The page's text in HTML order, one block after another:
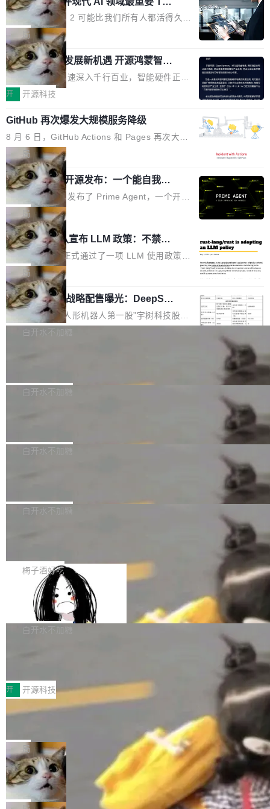
巧机身有效提升市面主流标准A...
的同时,服务商的竞争逻辑正在改变。2026年Top
Agency年度合辑的观察指出,“产品”这个离消费
者最近的载体,在整个品牌营销层面的权重显著变
高了。全域营销服务商的竞争正在从规模转向深
度,案例厚度、全域覆盖、多线协同...
话，他是说出了一个圈内人尽皆知但很少公开捅
破的事实。 Jordan 随后补充了一句软化声明：
「我不认为这些会议上大部分论文都在过度宣传
或造假。问题是，作为读者，如果你筛选出那些
看起来最令人兴奋的论文，那它们大部分都是过
度宣传的。」 这才是真正的痛点。不是所有论文
都有问题，是最吸引眼球的那批论文最有问题。
他引用的帖子来自 Mathew Shen，一位 ICLR 2
026 的读者：「看了篇 ...
3 开源项目
Flash Attention 2 可能比我们所有人都活得久。
这句话不是来自某个技术博客，而是出自 Hieu
Pham 的一条推文。Hieu Pham 是谁？他是 xAI
的早期工程师之一，在 Grok 训练基础设施团队
工作过。近日他在 X 上发了一条帖子，列出了他
认为现代 AI 领域最重要的三个开源项目。 第一
理由很具体。FA 系列不需要解释，但 FA2 是他
认为最重要的一个——复杂度恰到好处，刚好能
驱动你去学 CuTe，但还没被那些"邪恶的" Hopp
er++ 优化所淹没，足够容易修改和适配。 更关
键的是 FA2 的持久性...
局
共商智能硬件发展新机遇 开源鸿蒙智能
硬件开发者日杭州站即将举行
随着万物智联加速深入千行百业，智能硬件正从
单点设备迈向智能化、网联化、协同化发展。作
鸿蒙通过统一技术底座和分布式能力，为不同类
型智能设备的开发、连接与互联提供关键支撑，
也为产业链企业探索产品创新与商业增长打开新
的空间。 8月14日，开源鸿蒙智能硬件开发者日
（OHDD：OpenHarmony Hardware Develope
r Day）将在杭州启航。活动面向智能硬件产业
链企业和开发者，邀请行业专家与资深技术顾
问，围绕开源鸿蒙技术能力、设备适配、芯片适
配、功耗与稳定性调优、兼容性测评及统一互联
等内容展开系统讲解和实战交流，帮助企业进一
步了解开源鸿蒙在智能...
开 开源科技
GitHub 再次爆发大规模服务降级
8 月 6 日，GitHub Actions 和 Pages 再次大规
模服务降级，Actions 完全不可用超过 5 小时，
webhook 停发，连自托管 runner 也因调度层故
障无法工作。Pages、Copilot code review、C
opilot coding agent 全部受影响。从检测到完全
恢复，大约 12 小时。 这是 2026 年 8 月的第六
起事故，其中四起与 AI/Copilot 服务相关。 Git
Hub 员工 kdaigle 在 HN 讨论中贴出了一组数
据：2025 年全年 10 亿次 commit。现在，每周
2.75 亿次，全年预计 140 亿次。GitHub...
局
Prime Agent 开源发布：一个能自我改
进的编程 Agent，ARC-AGI 3 超越人类
专家基线
Prime Intellect 发布了 Prime Agent，一个开源
的编程 Agent Harness，核心设计围绕两个抽
象：Recursive Language Model（RLM）和 C
ontinual Harness。在 ARC-AGI 3 基准测试
上，Prime Agent + Opus 5 的组合达到了 95.
5% RHAE Best@1，超过了 ARC 报告的人类专
家基线 95.4%。 不是又一个 coding agent 包装
器 Prime Agent 的架构和市面上大多数 coding
agent 有本质区别。大多数 agent harness 的设
计是基于早期模型的能力—...
局
Rust 项目团队宣布 LLM 政策：不禁
止，但你要承认哪些代码不是你写的
Rust 语言项目正式通过了一项 LLM 使用政策，
覆盖 rust-lang/rust 单一仓库的代码贡献。这不
是项目级别的官方立场，目前由五个团队采纳，
但它可能是主流开源项目中关于 AI 辅助贡献最
细致的一份规则。 政策的核心只有一句话：LLM
可以用来分析、提炼、审阅、建议，但不能用来
不得生成涉及安全性的关键变更，除非作者本身
局
宇树科技 IPO 战略配售曝光：DeepSe
ek 获配 93.3 万股，锁定 36 个月
8月6日晚间，“人形机器人第一股”宇树科技股份
有限公司披露IPO发行价格及战略配售结果，杭
36个月。 公告显示，本次宇树科技战略配售对
员工参与设立的专项资产管理计划。其中，Dee
获配9...
白开水不加糖
Bug fixes and enhancements 修复多次传递同
一个回归问题，该问题导致拉取镜像时会拒绝包
题，该问题可能导致在旧版 Linux 内核...
白开水不加糖
e 孵化器项目管理委员会（IPMC）投票中获得
P）！这一里程碑不仅标志着 Fluss 迈入新的发
白开水不加糖
长期停止内容更新，未能实现其作为“AI版维基百
提交的编辑请求也长期处于待处理状态。 Groki
pedia 于去年底上线，定位为由人工智能生成内
容的百科平台，被马斯克视为传统众包百科网站
维基百科的替代方案。Lawfare 调查发现，无论
热门页面还是低关注度页面，均未出现近期更
白开水不加糖
是这样的：配 MessageSource 的 Bean、写 R
eloadableResourceBundleMessageSource、
声明 LocaleResolver、注册 LocaleChangeInt
erceptor…五六步之后才能看到第一行翻译文
本。 Solon 换了个方式。整个 i18n 模块围绕三
梅子酒好吃
Apache Doris 4.1 全面增强 Iceberg：
支持 UPDATE、MERGE INTO 与 Iceb
erg V3
Apache Doris 4.1 要补齐的，正是缺失的那一
半。在已有查询能力的基础上，Doris 进一步支
常维护操作，并完整支持 Iceberg V3 格式。
白开水不加糖
村国家自主创新示范区会议中心开幕。本届大会
由中关村智联软件服务业质量创新联盟主办，以
“智构可信·质创未来——AI原生时代的质量新范
式”为主题，直面AI从实验室走向规模化产业落地
的核心质量命题。会上，《2026智能研发生产力
工具选型手册》发布，Testin云测的Testin XAge
nt智能测试系统入选AI测试领域代表产品。对CI
O而言，这提示了一个转变：AI测试正在从效率
工具升级为企业的质量基础设施。 CIO面对的新
开 开源科技
让非法状态不可表示：一篇关于 ADT
有一种东西，一旦用过就回不去了。Alex Fedos
eev 管它叫"软件设计的基石"。 他说的东西不新
鲜——代数数据类型（ADT），尤其是和类型
（sum type）。但他说清楚了一件事：这不是类
型系统的学术体操，是日常编码的思维方式。 文
章从一个简单的例子切入。一个网站的深色主题
局
Cloudflare 开源内部企业 AI 平台 Clou
dflare OS
Cloudflare 发布了一个开源项目 Cloudflare O
S。如果你只看官方博客，你会觉得这是又一